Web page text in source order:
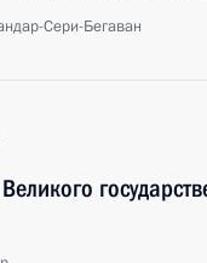
Сери-Бегаван